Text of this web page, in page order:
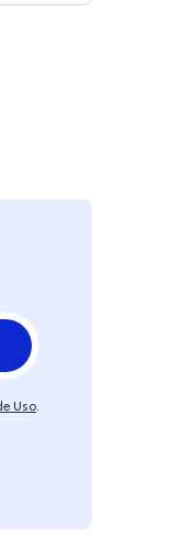
Uso.